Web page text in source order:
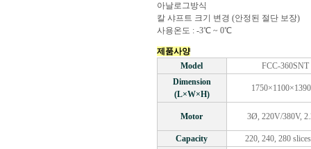
아날로그방식
칼 샤프트 크기 변경 (안정된 절단 보장)
사용온도 : -3℃ ~ 0℃
제품사양
Model
FCC-360SNT
Dimension
(L×W×H)
Motor 3Ø, 220V/380V,
Capacity
220, 240, 280